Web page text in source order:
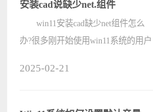
安装cad说缺少net.组件
win11安装cad缺少net组件怎么
办?很多刚开始使用win11系统的用户
系统中未安装或未正确安装必需
2025-02-21